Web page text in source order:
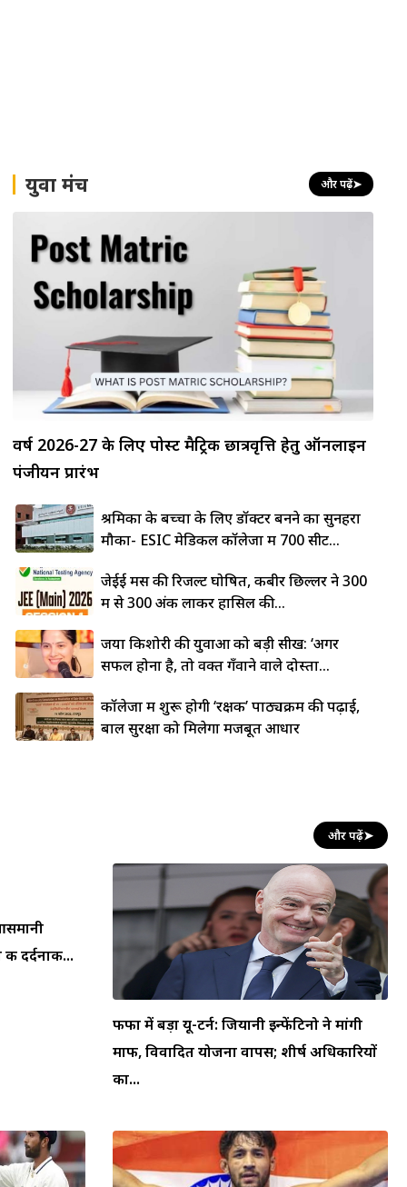
युवा मंच और पढ़ें➤
वर्ष 2026-27 के लिए पोस्ट मैट्रिक छात्रवृत्ति हेतु ऑनलाइन
पंजीयन प्रारंभ
श्रमिकों के बच्चों के लिए डॉक्टर बनने का सुनहरा
मौका- ESIC मेडिकल कॉलेजों में 700 सीटें...
जेईई मेंस की रिजल्ट घोषित, कबीर छिल्लर ने 300
में से 300 अंक लाकर हासिल की...
जया किशोरी की युवाओं को बड़ी सीख: ‘अगर
सफल होना है, तो वक्त गँवाने वाले दोस्तों...
कॉलेजों में शुरू होगी ‘रक्षक’ पाठ्यक्रम की पढ़ाई,
बाल सुरक्षा को मिलेगा मजबूत आधार
और पढ़ें➤
दर्दनाक...
फीफा में बड़ा यू-टर्न: जियानी इन्फेंटिनो ने मांगी
माफी, विवादित योजना वापस; शीर्ष अधिकारियों
का...